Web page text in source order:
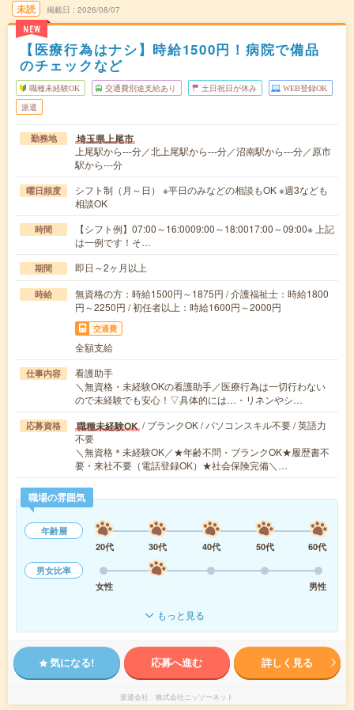
未読
NEW
掲載日 2026/08/07
【医療行為はナシ】時給1500円！病院で備品
のチェックなど
職種未経験OK 交通費別途支給あり 土日祝日が休み WEB登録OK
派遣
勤務地 埼玉県上尾市
上尾駅から---分／北上尾駅から---分／沼南駅から---分／原市
駅から---分
曜日頻度
シフト制（月～日） ※平日のみなどの相談もOK ※週3なども
相談OK
時間
【シフト例】07:00～16:0009:00～18:0017:00～09:00※ 上記
は一例です！そ…
期間 即日～2ヶ月以上
時給
無資格の方：時給1500円～1875円 / 介護福祉士：時給1800
円～2250円 / 初任者以上：時給1600円～2000円
交通費
全額支給
仕事内容
看護助手
＼無資格・未経験OKの看護助手／医療行為は一切行わない
ので未経験でも安心！▽具体的には…・リネンやシ…
応募資格 職種未経験OK / ブランクOK / パソコンスキル不要 / 英語力
不要
＼無資格＊未経験OK／★年齢不問・ブランクOK★履歴書不
要・来社不要（電話登録OK）★社会保険完備＼…
職場の雰囲気
年齢層
20代
30代 40代 50代
60代
男女比率
女性
男性
もっと見る
気になる! 応募へ進む 詳しく見る
派遣会社 株式会社ニッソーネット